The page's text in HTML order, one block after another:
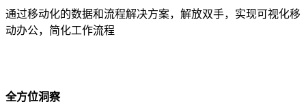
通过移动化的数据和流程解决方案，解放双手，实现可视化移
动办公，简化工作流程
全方位洞察